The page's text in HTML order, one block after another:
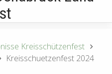
Kreisschützenfest
Kreisschuetzenfest 2024